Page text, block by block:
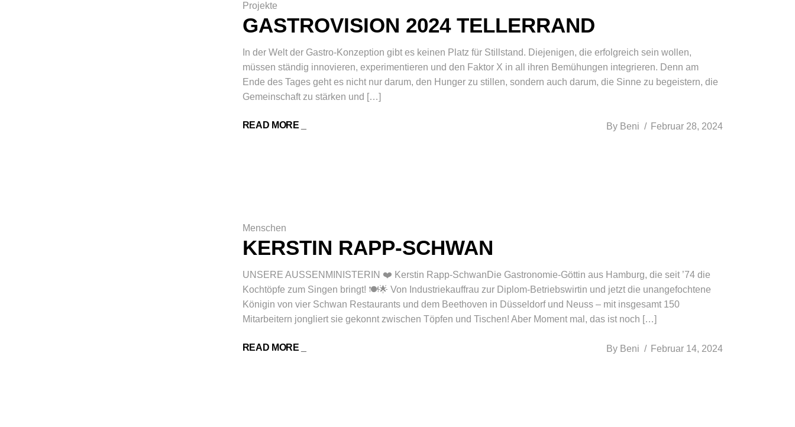
Projekte
GASTROVISION 2024 TELLERRAND
In der Welt der Gastro-Konzeption gibt es keinen Platz für Stillstand. Diejenigen, die erfolgreich sein wollen,
müssen ständig innovieren, experimentieren und den Faktor X in all ihren Bemühungen integrieren. Denn am
Ende des Tages geht es nicht nur darum, den Hunger zu stillen, sondern auch darum, die Sinne zu begeistern, die
Gemeinschaft zu stärken und […]
READ MORE _ By Beni Februar 28, 2024
Menschen
KERSTIN RAPP-SCHWAN
UNSERE AUSSENMINISTERIN ❤️ Kerstin Rapp-SchwanDie Gastronomie-Göttin aus Hamburg, die seit ’74 die
Kochtöpfe zum Singen bringt! 🍽🌟 Von Industriekauffrau zur Diplom-Betriebswirtin und jetzt die unangefochtene
Königin von vier Schwan Restaurants und dem Beethoven in Düsseldorf und Neuss – mit insgesamt 150
Mitarbeitern jongliert sie gekonnt zwischen Töpfen und Tischen! Aber Moment mal, das ist noch […]
READ MORE _ By Beni Februar 14, 2024